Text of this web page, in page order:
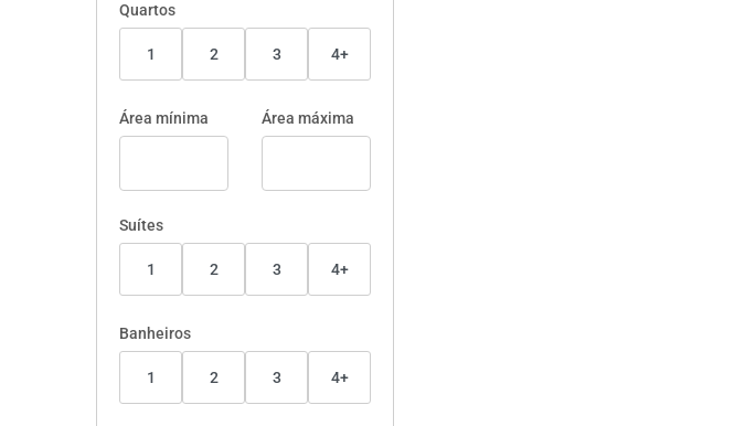
Quartos
1 2 3 4+
Área mínima Área máxima
Suítes
1 2 3 4+
Banheiros
1 2 3 4+